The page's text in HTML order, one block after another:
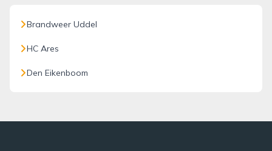
Brandweer Uddel
HC Ares
Den Eikenboom